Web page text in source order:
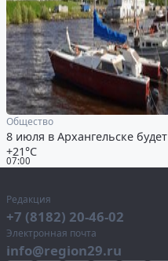
07:00
Общество
8 июля в Архангельске будет
+21°С
Редакция
+7 (8182) 20-46-02
Электронная почта
info@region29.ru